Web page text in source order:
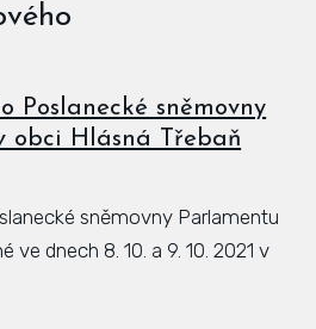
Poslanecké sněmovny
obci Hlásná Třebaň
sněmovny Parlamentu
ve dnech 8. 10. a 9. 10. 2021 v